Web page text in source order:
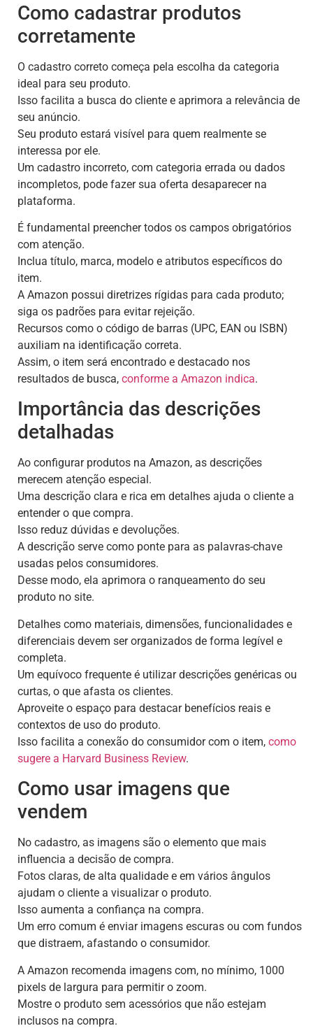
Como cadastrar produtos
corretamente
O cadastro correto começa pela escolha da categoria
ideal para seu produto.
Isso facilita a busca do cliente e aprimora a relevância de
seu anúncio.
Seu produto estará visível para quem realmente se
interessa por ele.
Um cadastro incorreto, com categoria errada ou dados
incompletos, pode fazer sua oferta desaparecer na
plataforma.
É fundamental preencher todos os campos obrigatórios
com atenção.
Inclua título, marca, modelo e atributos específicos do
item.
A Amazon possui diretrizes rígidas para cada produto;
siga os padrões para evitar rejeição.
Recursos como o código de barras (UPC, EAN ou ISBN)
auxiliam na identificação correta.
Assim, o item será encontrado e destacado nos
resultados de busca, conforme a Amazon indica.
Importância das descrições
detalhadas
Ao configurar produtos na Amazon, as descrições
merecem atenção especial.
Uma descrição clara e rica em detalhes ajuda o cliente a
entender o que compra.
Isso reduz dúvidas e devoluções.
A descrição serve como ponte para as palavras-chave
usadas pelos consumidores.
Desse modo, ela aprimora o ranqueamento do seu
produto no site.
Detalhes como materiais, dimensões, funcionalidades e
diferenciais devem ser organizados de forma legível e
completa.
Um equívoco frequente é utilizar descrições genéricas ou
curtas, o que afasta os clientes.
Aproveite o espaço para destacar benefícios reais e
contextos de uso do produto.
Isso facilita a conexão do consumidor com o item, como
sugere a Harvard Business Review.
Como usar imagens que
vendem
No cadastro, as imagens são o elemento que mais
influencia a decisão de compra.
Fotos claras, de alta qualidade e em vários ângulos
ajudam o cliente a visualizar o produto.
Isso aumenta a confiança na compra.
Um erro comum é enviar imagens escuras ou com fundos
que distraem, afastando o consumidor.
A Amazon recomenda imagens com, no mínimo, 1000
pixels de largura para permitir o zoom.
Mostre o produto sem acessórios que não estejam
inclusos na compra.